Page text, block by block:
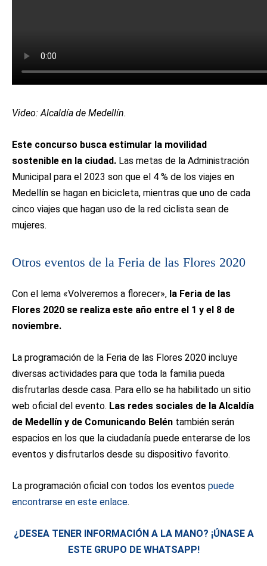
Video: Alcaldía de Medellín.
Este concurso busca estimular la movilidad
sostenible en la ciudad. Las metas de la Administración
Municipal para el 2023 son que el 4 % de los viajes en
Medellín se hagan en bicicleta, mientras que uno de cada
cinco viajes que hagan uso de la red ciclista sean de
mujeres.
Otros eventos de la Feria de las Flores 2020
Con el lema «Volveremos a florecer», la Feria de las
Flores 2020 se realiza este año entre el 1 y el 8 de
noviembre.
La programación de la Feria de las Flores 2020 incluye
diversas actividades para que toda la familia pueda
disfrutarlas desde casa. Para ello se ha habilitado un sitio
web oficial del evento. Las redes sociales de la Alcaldía
de Medellín y de Comunicando Belén también serán
espacios en los que la ciudadanía puede enterarse de los
eventos y disfrutarlos desde su dispositivo favorito.
La programación oficial con todos los eventos puede
encontrarse en este enlace.
¿DESEA TENER INFORMACIÓN A LA MANO? ¡ÚNASE A
ESTE GRUPO DE WHATSAPP!